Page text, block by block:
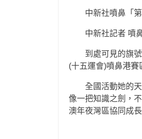
中新社噴鼻「第
中新社記者 噴
到處可見的旗
(十五運會)噴鼻港賽
全國活動她的
像一把知識之劍，
澳年夜灣區協同成